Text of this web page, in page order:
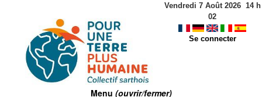
Vendredi 7 Août 2026 14h
02
Se connecter
Menu (ouvrir/fermer)